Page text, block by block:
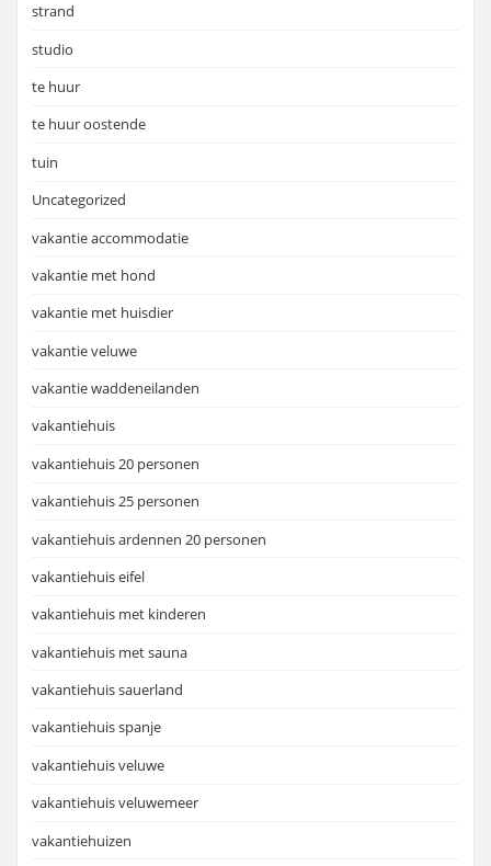
strand
studio
te huur
te huur oostende
tuin
Uncategorized
vakantie accommodatie
vakantie met hond
vakantie met huisdier
vakantie veluwe
vakantie waddeneilanden
vakantiehuis
vakantiehuis 20 personen
vakantiehuis 25 personen
vakantiehuis ardennen 20 personen
vakantiehuis eifel
vakantiehuis met kinderen
vakantiehuis met sauna
vakantiehuis sauerland
vakantiehuis spanje
vakantiehuis veluwe
vakantiehuis veluwemeer
vakantiehuizen